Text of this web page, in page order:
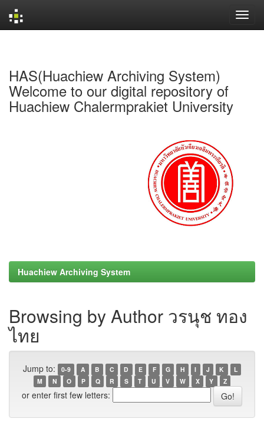
HAS(Huachiew Archiving System)
Welcome to our digital repository of
Huachiew Chalermprakiet University
Huachiew Archiving System
Browsing by Author วรนุช ทอง
ไทย
Jump to: 0-9 A B C D E F G H I J K
L
M
N O P Q R S T U V W X Y Z
or enter first few letters: